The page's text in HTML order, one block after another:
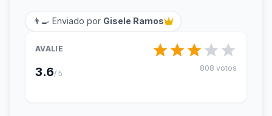
👨‍🍳 Enviado por Gisele Ramos
AVALIE
3.6/ 5
808 votos